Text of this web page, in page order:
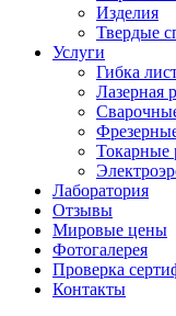
Изделия
Твердые
Услуги
Гибка
Лазерная
Токарные
Лаборатория
Отзывы
Мировые цены
Фотогалерея
Проверка
Контакты